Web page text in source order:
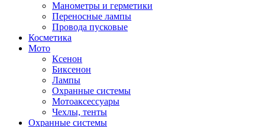
Манометры и герметики
Переносные лампы
Провода пусковые
Косметика
Мото
Ксенон
Биксенон
Лампы
Охранные системы
Мотоаксессуары
Чехлы, тенты
Охранные системы